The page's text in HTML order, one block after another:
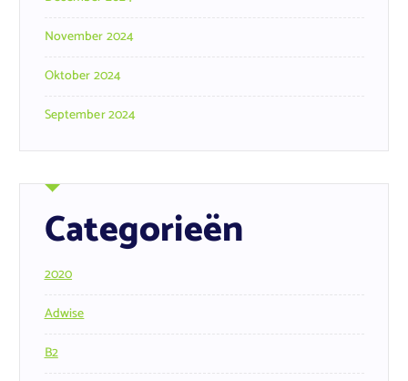
November 2024
Oktober 2024
September 2024
Categorieën
2020
Adwise
B2